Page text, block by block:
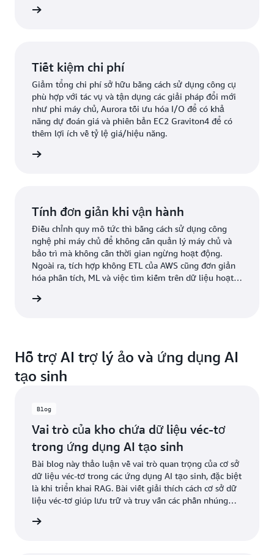
Tiết kiệm chi phí
Giảm tổng chi phí sở hữu bằng cách sử dụng công cụ
phù hợp với tác vụ và tận dụng các giải pháp đổi mới
như phi máy chủ, Aurora tối ưu hóa I/O để có khả
năng dự đoán giá và phiên bản EC2 Graviton4 để có
thêm lợi ích về tỷ lệ giá/hiệu năng.
Tính đơn giản khi vận hành
Điều chỉnh quy mô tức thì bằng cách sử dụng công
nghệ phi máy chủ để không cần quản lý máy chủ và
bảo trì mà không cần thời gian ngừng hoạt động.
Ngoài ra, tích hợp không ETL của AWS cũng đơn giản
hóa phân tích, ML và việc tìm kiếm trên dữ liệu hoạt
quy trình dữ liệu.
Hỗ trợ AI trợ lý ảo và ứng dụng AI
tạo sinh
Blog
Vai trò của kho chứa dữ liệu véc-tơ
trong ứng dụng AI tạo sinh
Bài blog này thảo luận về vai trò quan trọng của cơ sở
dữ liệu véc-tơ trong các ứng dụng AI tạo sinh, đặc biệt
là khi triển khai RAG. Bài viết giải thích cách cơ sở dữ
liệu véc-tơ giúp lưu trữ và truy vấn các phần nhúng
và mức độ phù hợp của phản hồi AI.